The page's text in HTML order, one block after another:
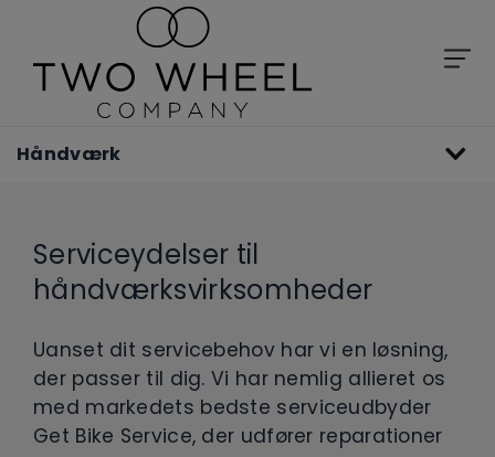
Håndværk
Serviceydelser til
håndværksvirksomheder
Uanset dit servicebehov har vi en løsning,
der passer til dig. Vi har nemlig allieret os
med markedets bedste serviceudbyder
Get Bike Service, der udfører reparationer